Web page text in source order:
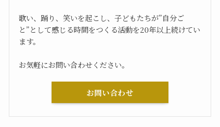
歌い、踊り、笑いを起こし、子どもたちが”自分ご
と”として感じる時間をつくる活動を20年以上続けてい
ます。
お気軽にお問い合わせください。
お問い合わせ